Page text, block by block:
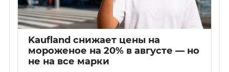
Kaufland снижает цены на
мороженое на 20% в августе — но
не на все марки